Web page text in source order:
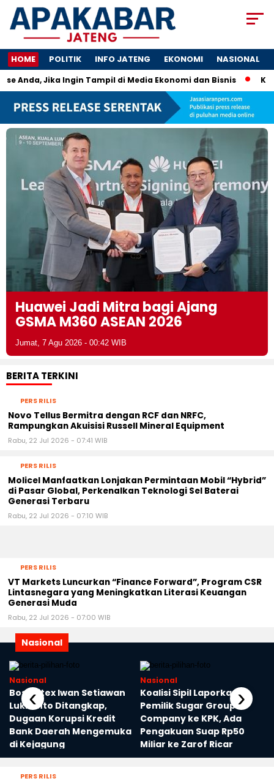
HOME POLITIK INFO JATENG EKONOMI NASIONAL
Jika Ingin Tampil di Media Ekonomi dan Bisnis Kunci
Huawei Jadi Mitra bagi Ajang
GSMA M360 ASEAN 2026
Jumat, 7 Agu 2026 - 00:42 WIB
BERITA TERKINI
PERS RILIS
Novo Tellus Bermitra dengan RCF dan NRFC,
Rampungkan Akuisisi Russell Mineral Equipment
Rabu, 22 Jul 2026 - 07:41 WIB
PERS RILIS
Molicel Manfaatkan Lonjakan Permintaan Mobil “Hybrid”
di Pasar Global, Perkenalkan Teknologi Sel Baterai
Generasi Terbaru
Rabu, 22 Jul 2026 - 07:10 WIB
PERS RILIS
VT Markets Luncurkan “Finance Forward”, Program CSR
Lintasnegara yang Meningkatkan Literasi Keuangan
Generasi Muda
Rabu, 22 Jul 2026 - 07:00 WIB
Nasional
Nasional
Bos Sritex Iwan Setiawan
Lukminto Ditangkap,
Dugaan Korupsi Kredit
Bank Daerah Mengemuka
di Kejagung
Nasional
Koalisi Sipil Laporkan
Pemilik Sugar Group
Company ke KPK, Ada
Pengakuan Suap Rp50
Miliar ke Zarof Ricar
‹ ›
PERS RILIS